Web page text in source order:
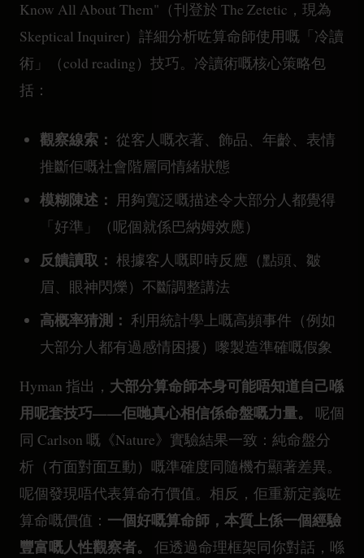
Know All About Them"（刊登於 The Zetetic，現為
Skeptical Inquirer）詳細分析咗算命師使用嘅「冷讀
術」（cold reading）技巧。冷讀術嘅核心策略包
括：
觀察線索： 從客人嘅衣著、飾品、年齡、表情
推斷佢嘅社會階層同情緒狀態
模糊陳述： 用夠寬泛嘅描述令大部分人都覺得
「好準」（呢個就係巴納姆效應）
反饋讀取： 根據客人嘅即時反應（點頭、皺
眉、眼神閃爍）不斷調整講法
高概率猜測： 利用統計學上嘅高頻事件（例如
大部分人都有過感情困擾）嚟製造準確嘅假象
Hyman 指出， 大部分算命師本身可能唔知道自己喺
用呢套技巧——佢哋真心相信係命盤嘅力量。
呢個
同 Carlson 嘅《Nature》實驗結果一致：純命盤分
析（冇面對面互動）嘅準確度同隨機冇顯著差異。
呢個發現唔代表算命冇價值。相反，佢重新定義咗
算命嘅價值： 一個好嘅算命師，本質上係一個經驗
豐富嘅人性觀察者。
佢透過命理框架同你對話，喺